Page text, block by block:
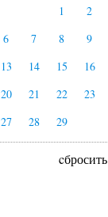
1
2
6 7 8
9
13 14 15
16
20 21 22
23
27 28 29
cбросить